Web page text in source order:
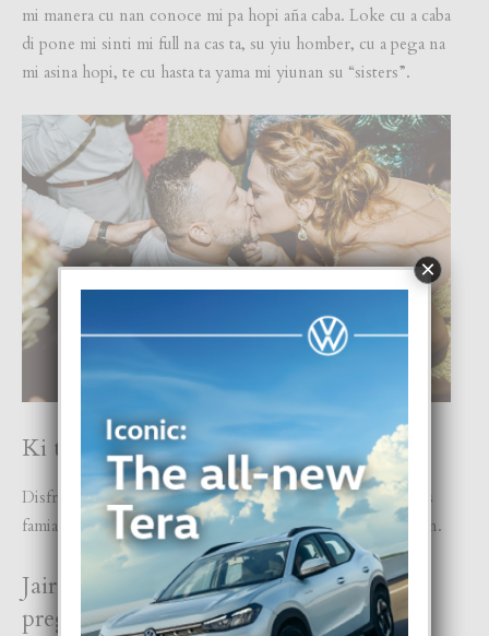
mi manera cu nan conoce mi pa hopi aña caba. Loke cu a caba
di pone mi sinti mi full na cas ta, su yiu homber, cu a pega na
mi asina hopi, te cu hasta ta yama mi yiunan su “sisters”.
Ki ta boso pasatempo preferi?
Disfruta otro su compania na nos cas, cu nos yiunan y nos
famia. Y tambe comparti e ratonan social cu nos amistadnan.
Jair con a surgi e idea pa ‘pop up’ e
pregunta na Medellin?
×